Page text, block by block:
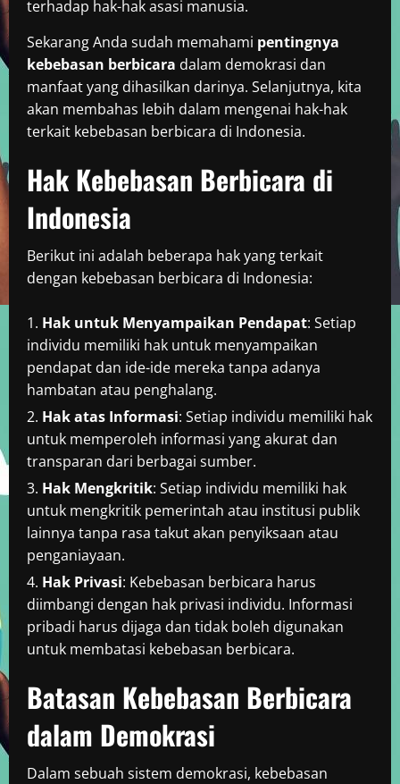
terhadap hak-hak asasi manusia.
Sekarang Anda sudah memahami pentingnya
kebebasan berbicara dalam demokrasi dan
manfaat yang dihasilkan darinya. Selanjutnya, kita
akan membahas lebih dalam mengenai hak-hak
terkait kebebasan berbicara di Indonesia.
Hak Kebebasan Berbicara di
Indonesia
Berikut ini adalah beberapa hak yang terkait
dengan kebebasan berbicara di Indonesia:
Hak untuk Menyampaikan Pendapat: Setiap
individu memiliki hak untuk menyampaikan
pendapat dan ide-ide mereka tanpa adanya
hambatan atau penghalang.
Hak atas Informasi: Setiap individu memiliki hak
untuk memperoleh informasi yang akurat dan
transparan dari berbagai sumber.
Hak Mengkritik: Setiap individu memiliki hak
untuk mengkritik pemerintah atau institusi publik
lainnya tanpa rasa takut akan penyiksaan atau
penganiayaan.
Hak Privasi: Kebebasan berbicara harus
diimbangi dengan hak privasi individu. Informasi
pribadi harus dijaga dan tidak boleh digunakan
untuk membatasi kebebasan berbicara.
Batasan Kebebasan Berbicara
dalam Demokrasi
Dalam sebuah sistem demokrasi, kebebasan